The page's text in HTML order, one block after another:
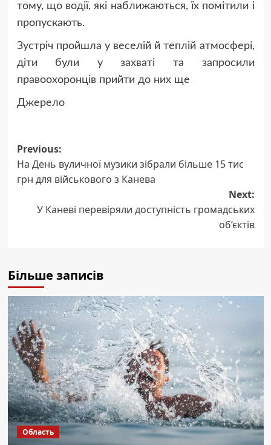
тому, що водії, які наближаються, їх помітили і
пропускають.
Зустріч пройшла у веселій й теплій атмосфері,
діти були у захваті та запросили
правоохоронців прийти до них ще
Джерело
Post
navigation
Previous:
На День вуличної музики зібрали більше 15 тис
грн для військового з Канева
Next:
У Каневі перевіряли доступність громадських
об’єктів
Більше записів
Область